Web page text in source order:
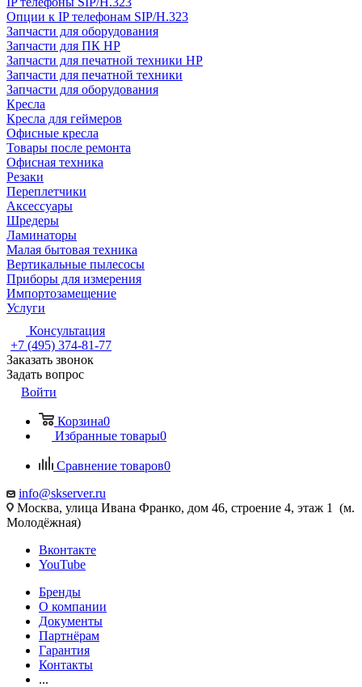
Опции к IP телефонам SIP/H.323
Запчасти для оборудования
Запчасти для ПК HP
Запчасти для печатной техники HP
Запчасти для печатной техники
Запчасти для оборудования
Кресла
Кресла для геймеров
Офисные кресла
Товары после ремонта
Офисная техника
Резаки
Переплетчики
Аксессуары
Шредеры
Ламинаторы
Малая бытовая техника
Вертикальные пылесосы
Приборы для измерения
Импортозамещение
Услуги
Консультация
+7 (495) 374-81-77
Заказать звонок
Задать вопрос
Войти
Корзина0
Избранные товары0
Сравнение товаров0
info@skserver.ru
Москва, улица Ивана Франко, дом 46, строение 4, этаж 1 (м.
Молодёжная)
Вконтакте
YouTube
Бренды
О компании
Документы
Партнёрам
Гарантия
Контакты
...